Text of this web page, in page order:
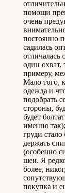
помощи
очень
постоянно
садилась
один охват,
примеру,
Мало того,
одежда и
подобрать
стороны,
будет
именно
груди
держать
(особенно
шеи. Я
более,
покупка и